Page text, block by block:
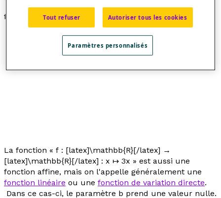
→ [latex]\mathbb{R}[/latex] :x↦ 2x– 1 » est une
fonction affine.
La fonction « f : [latex]\mathbb{R}[/latex] →
[latex]\mathbb{R}[/latex] : x ↦ 3x » est aussi une
fonction affine, mais on l'appelle généralement une
fonction linéaire ou une fonction de variation directe.
Dans ce cas-ci, le paramètre b prend une valeur nulle.
Tout refuser Autoriser tous les cookies
Paramètres personnalisés